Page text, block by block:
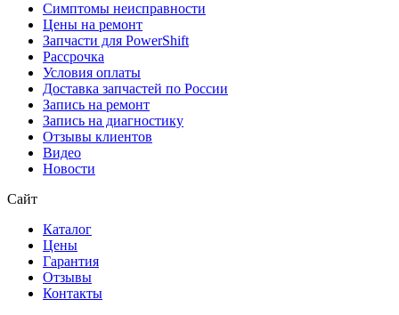
Симптомы неисправности
Цены на ремонт
Запчасти для PowerShift
Рассрочка
Условия оплаты
Доставка запчастей по России
Запись на ремонт
Запись на диагностику
Отзывы клиентов
Видео
Новости
Сайт
Каталог
Цены
Гарантия
Отзывы
Контакты